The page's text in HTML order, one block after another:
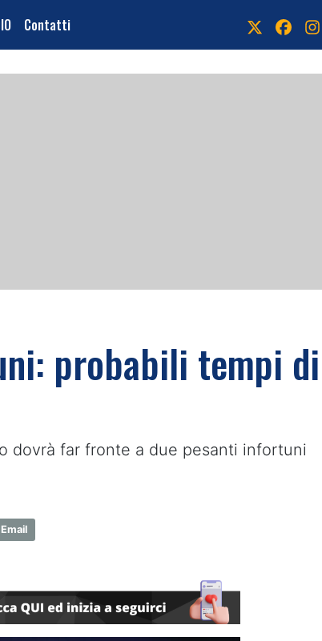
Contatti
probabili tempi
dovrà far fronte a due pesanti infortuni
Email